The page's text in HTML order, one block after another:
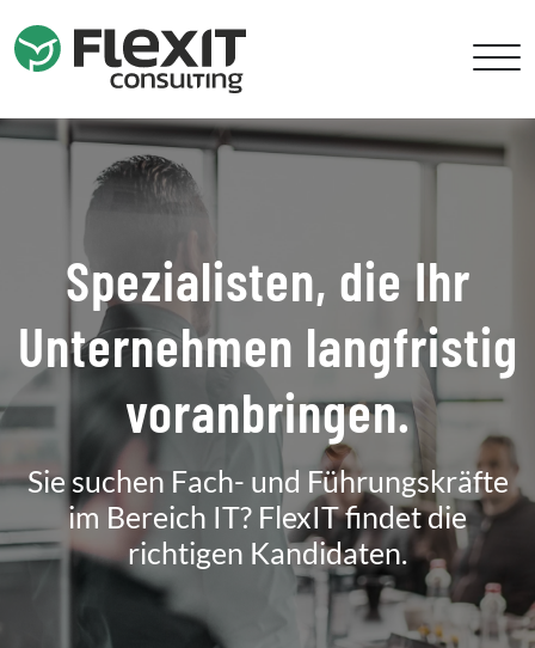
Spezialisten, die Ihr
Unternehmen langfristig
voranbringen.
Sie suchen Fach- und Führungskräfte
im Bereich IT? FlexIT findet die
richtigen Kandidaten.